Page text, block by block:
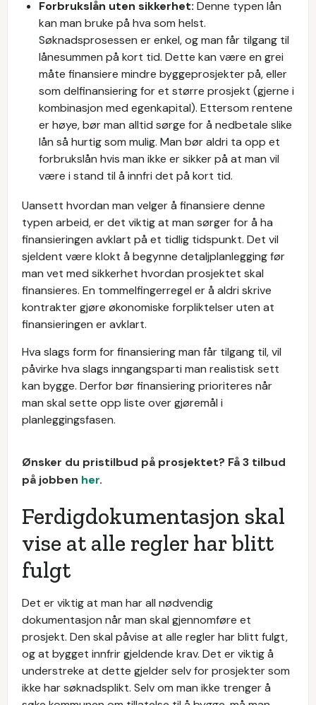
Forbrukslån uten sikkerhet: Denne typen lån
kan man bruke på hva som helst.
Søknadsprosessen er enkel, og man får tilgang til
lånesummen på kort tid. Dette kan være en grei
måte finansiere mindre byggeprosjekter på, eller
som delfinansiering for et større prosjekt (gjerne i
kombinasjon med egenkapital). Ettersom rentene
er høye, bør man alltid sørge for å nedbetale slike
lån så hurtig som mulig. Man bør aldri ta opp et
forbrukslån hvis man ikke er sikker på at man vil
være i stand til å innfri det på kort tid.
Uansett hvordan man velger å finansiere denne
typen arbeid, er det viktig at man sørger for å ha
finansieringen avklart på et tidlig tidspunkt. Det vil
sjeldent være klokt å begynne detaljplanlegging før
man vet med sikkerhet hvordan prosjektet skal
finansieres. En tommelfingerregel er å aldri skrive
kontrakter gjøre økonomiske forpliktelser uten at
finansieringen er avklart.
Hva slags form for finansiering man får tilgang til, vil
påvirke hva slags inngangsparti man realistisk sett
kan bygge. Derfor bør finansiering prioriteres når
man skal sette opp liste over gjøremål i
planleggingsfasen.
Ønsker du pristilbud på prosjektet? Få 3 tilbud
på jobben her.
Ferdigdokumentasjon skal
vise at alle regler har blitt
fulgt
Det er viktig at man har all nødvendig
dokumentasjon når man skal gjennomføre et
prosjekt. Den skal påvise at alle regler har blitt fulgt,
og at bygget innfrir gjeldende krav. Det er viktig å
understreke at dette gjelder selv for prosjekter som
ikke har søknadsplikt. Selv om man ikke trenger å